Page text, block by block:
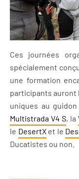
Ces journées
spécialement
une formation
participants auront
uniques au
Multistrada V4 S, la
le DesertXet le
Ducatistes ou non.